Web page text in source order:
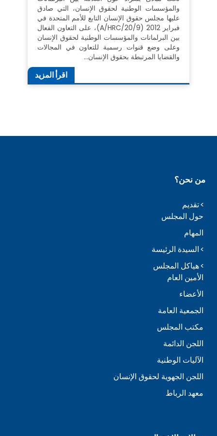
والمؤسسات الوطنية لحقوق الإنسان، التي صادق
عليها مجلس حقوق الإنسان التابع للأمم المتحدة في
فبراير 2012 (A/HRC/20/9)، على التعاون الفعال
بين البرلمانات والمؤسسات الوطنية لحقوق الإنسان
وعلى وضع قنوات رسمية للتعاون في المجالات
والقضايا المرتبطة بحقوق الإنسان…
اقرأ المزيد
من نحن؟
تقديم
حول المجلس
المهام
السيدة الرئيسة
هياكل المجلس
الأمين العام
الأعضاء
الجمعية العامة
مكتب المجلس
اللجن الدائمة
الآليات الوطنية
اللجن الجهوية لحقوق الإنسان
معهد الرباط